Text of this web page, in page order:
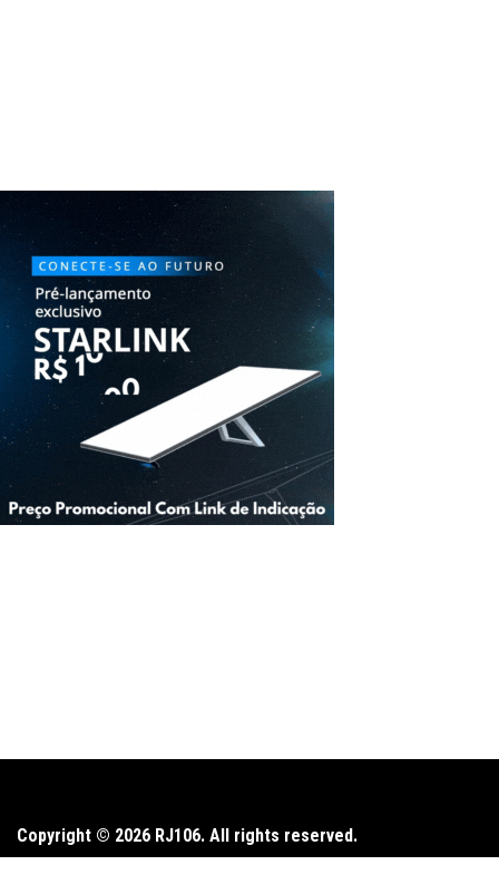
Copyright © 2026 RJ106. All rights reserved.